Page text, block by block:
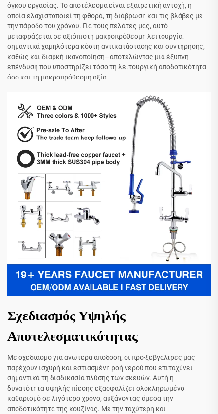
όγκου εργασίας. Το αποτέλεσμα είναι εξαιρετική αντοχή, η
οποία ελαχιστοποιεί τη φθορά, τη διάβρωση και τις βλάβες με
την πάροδο του χρόνου. Για τους πελάτες μας, αυτό
μεταφράζεται σε αξιόπιστη μακροπρόθεσμη λειτουργία,
σημαντικά χαμηλότερα κόστη αντικατάστασης και συντήρησης,
καθώς και διαρκή ικανοποίηση—αποτελώντας μια έξυπνη
επένδυση που υποστηρίζει τόσο τη λειτουργική αποδοτικότητα
όσο και τη μακροπρόθεσμη αξία.
Σχεδιασμός Υψηλής
Αποτελεσματικότητας
Με σχεδιασμό για ανωτέρα απόδοση, οι προ-ξεβγάλτρες μας
παρέχουν ισχυρή και εστιασμένη ροή νερού που επιταχύνει
σημαντικά τη διαδικασία πλύσης των σκευών. Αυτή η
δυνατότητα υψηλής πίεσης εξασφαλίζει ολοκληρωμένο
καθαρισμό σε λιγότερο χρόνο, αυξάνοντας άμεσα την
αποδοτικότητα της κουζίνας. Με την ταχύτερη και